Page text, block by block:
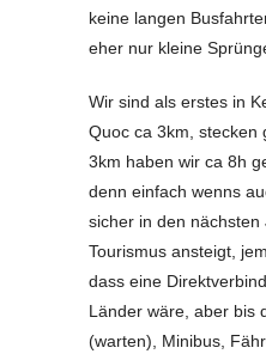
keine langen
eher nur kleine
Wir sind als erstes in
Quoc ca 3km, stecken
3km haben wir ca 8h
denn einfach wenns
sicher in den
Tourismus ansteigt,
dass eine
Länder wäre, aber bis
(warten), Minibus,